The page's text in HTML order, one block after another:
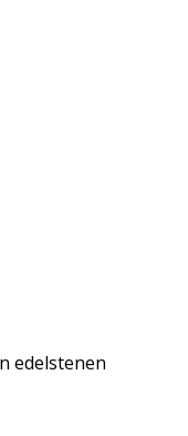
edelstenen